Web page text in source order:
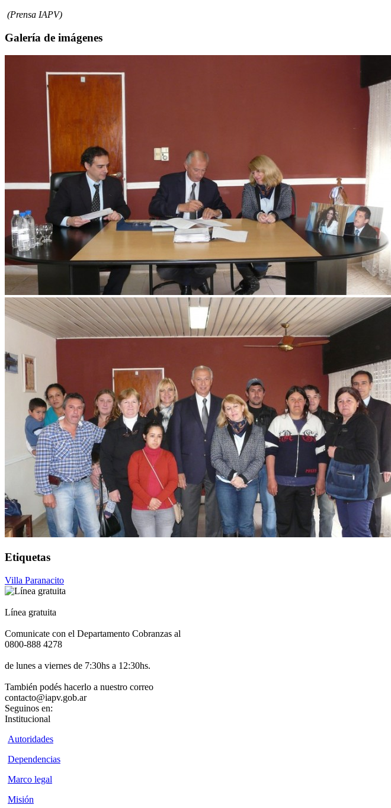
(Prensa IAPV)
Galería de imágenes
Etiquetas
Villa Paranacito
Línea gratuita
Comunicate con el Departamento Cobranzas al
0800-888 4278
de lunes a viernes de 7:30hs a 12:30hs.
También podés hacerlo a nuestro correo
contacto@iapv.gob.ar
Seguinos en:
Institucional
Autoridades
Dependencias
Marco legal
Misión